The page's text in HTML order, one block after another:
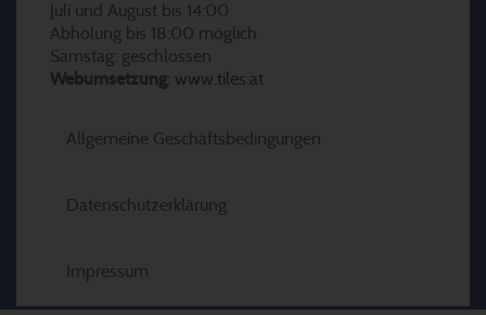
Juli und August bis 14:00
Abholung bis 18:00 möglich
Samstag: geschlossen
Webumsetzung: www.tiles.at
Allgemeine Geschäftsbedingungen
Datenschutzerklärung
Impressum